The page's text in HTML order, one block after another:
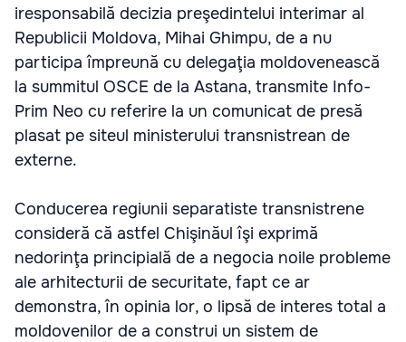
iresponsabilă decizia preşedintelui interimar al
Republicii Moldova, Mihai Ghimpu, de a nu
participa împreună cu delegaţia moldovenească
la summitul OSCE de la Astana, transmite Info-
Prim Neo cu referire la un comunicat de presă
plasat pe siteul ministerului transnistrean de
externe.
Conducerea regiunii separatiste transnistrene
consideră că astfel Chişinăul îşi exprimă
nedorinţa principială de a negocia noile probleme
ale arhitecturii de securitate, fapt ce ar
demonstra, în opinia lor, o lipsă de interes total a
moldovenilor de a construi un sistem de